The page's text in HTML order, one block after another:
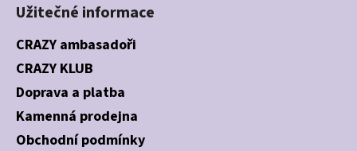
Užitečné informace
CRAZY ambasadoři
CRAZY KLUB
Doprava a platba
Kamenná prodejna
Obchodní podmínky